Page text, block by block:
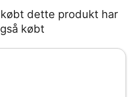
dette produkt har
købt